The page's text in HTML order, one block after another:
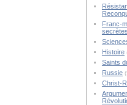
Franc-
Histoire
Saints
Russie
Christ-